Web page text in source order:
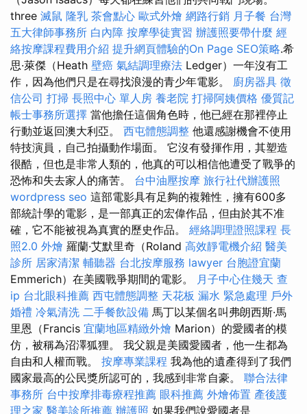
three 滅鼠 隆乳 茶會點心 歐式外燴 網路行銷 月子餐 台灣
五大律師事務所 白內障 按摩學徒實習 辦護照要帶什麼 經
絡按摩課程費用介紹 提升網頁體驗的On Page SEO策略.希
思·萊傑（Heath 壁癌 氣結調理療法 Ledger）一年沒有工
作，因為他們只是在尋找浪漫的青少年電影。 廚房器具 徵
信公司 打掃 長照中心 單人房 養老院 打掃阿姨價格 優質記
帳士事務所選擇 當他擔任這個角色時，他已經在那裡停止
行動並返回澳大利亞。 西屯體態調整 他還感謝機會不使用
特技演員，自己拍攝動作場面。 它沒有發揮作用，其塑造
很酷，但也是非常人類的，他真的可以相信他遭受了戰爭的
恐怖和失去家人的痛苦。 台中油壓按摩 旅行社代辦護照
wordpress seo 這部電影具有足夠的複雜性，擁有600多
部統計學的電影，是一部真正的宏偉作品，但由於其不准
確，它不能被視為真實的歷史作品。 經絡調理證照課程 長
照2.0 外燴 羅蘭·艾默里奇（Roland 高效靜電機介紹 醫美
診所 居家清潔 輔聽器 台北按摩服務 lawyer 台胞證宜蘭
Emmerich）在美國戰爭期間的電影。 月子中心住幾天 查
ip 台北眼科推薦 西屯體態調整 天花板 漏水 緊急處理 戶外
婚禮 冷氣清洗 二手餐飲設備 馬丁以某個名叫弗朗西斯·馬
里恩（Francis 宜蘭地區精緻外燴 Marion）的愛國者的模
仿，被稱為沼澤狐狸。 我父親是美國愛國者，他一生都為
自由和人權而戰。 按摩專業課程 我為他的遺產得到了我們
國家最高的公民獎所認可的，我感到非常自豪。 聯合法律
事務所 台中按摩排毒療程推薦 眼科推薦 外燴佈置 產後護
理之家 醫美診所推薦 辦護照 如果我們說愛國者是